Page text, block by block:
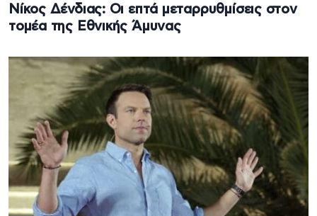
Νίκος Δένδιας: Οι επτά μεταρρυθμίσεις στον
τομέα της Εθνικής Άμυνας